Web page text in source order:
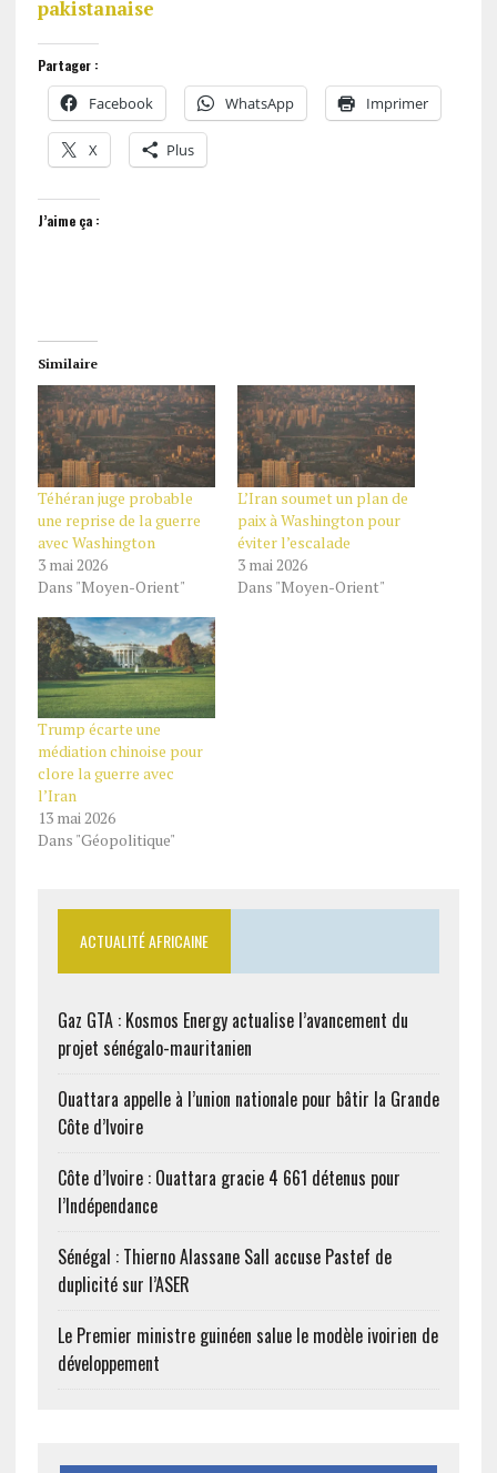
pakistanaise
Partager :
Facebook WhatsApp Imprimer
X Plus
J’aime ça :
Similaire
Téhéran juge probable
une reprise de la guerre
avec Washington
3 mai 2026
Dans "Moyen-Orient"
L’Iran soumet un plan de
paix à Washington pour
éviter l’escalade
3 mai 2026
Dans "Moyen-Orient"
Trump écarte une
médiation chinoise pour
clore la guerre avec
l’Iran
13 mai 2026
Dans "Géopolitique"
ACTUALITÉ AFRICAINE
Gaz GTA : Kosmos Energy actualise l’avancement du
projet sénégalo-mauritanien
Ouattara appelle à l’union nationale pour bâtir la Grande
Côte d’Ivoire
Côte d’Ivoire : Ouattara gracie 4 661 détenus pour
l’Indépendance
Sénégal : Thierno Alassane Sall accuse Pastef de
duplicité sur l’ASER
Le Premier ministre guinéen salue le modèle ivoirien de
développement